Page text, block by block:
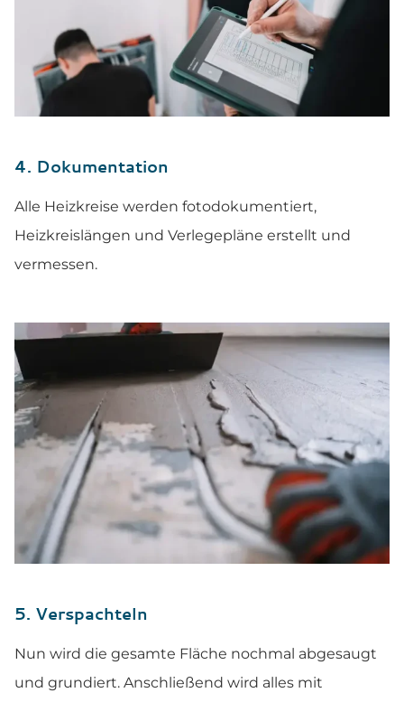
4. Dokumentation
Alle Heizkreise werden fotodokumentiert,
Heizkreislängen und Verlegepläne erstellt und
vermessen.
5. Verspachteln
Nun wird die gesamte Fläche nochmal abgesaugt
und grundiert. Anschließend wird alles mit